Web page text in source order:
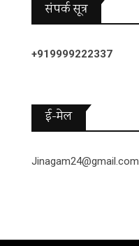
संपर्क सूत्र
+919999222337
ई-मेल
Jinagam24@gmail.com